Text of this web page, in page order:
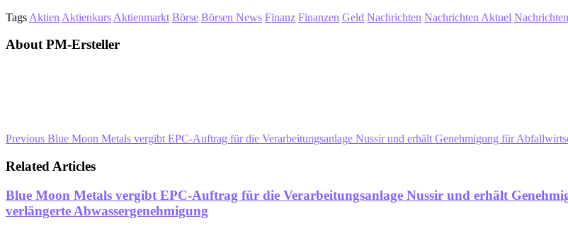
Tags Aktien Aktienkurs Aktienmarkt Börse Börsen News Finanz Finanzen Geld Nachrichten Nachrichten Aktuel
About PM-Ersteller
Previous Blue Moon Metals vergibt EPC-Auftrag für die Verarbeitungsanlage Nussir und erhält Genehmigung für
Related Articles
Blue Moon Metals vergibt EPC-Auftrag für die Verarbeitungsanlage Nussir und erhält
verlängerte Abwassergenehmigung